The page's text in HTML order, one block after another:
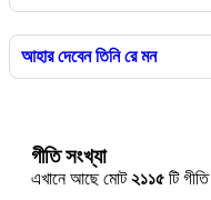
আহার দেবেন তিনি রে মন
গীতি সংখ্যা
এখানে আছে মোট২১১৫ টি গীতি